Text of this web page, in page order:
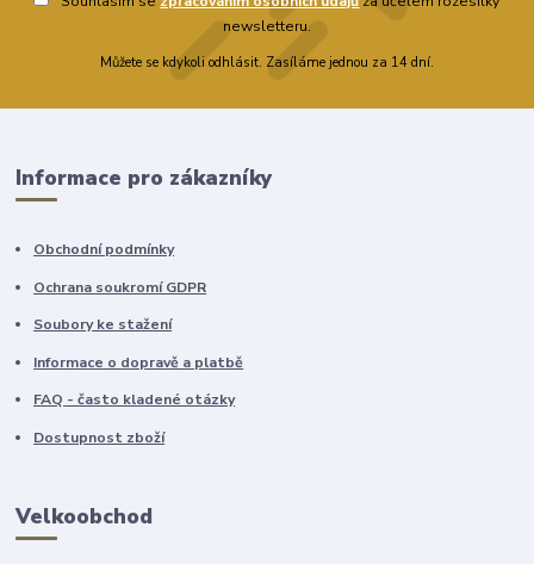
newsletteru.
Můžete se kdykoli odhlásit. Zasíláme jednou za 14 dní.
Informace pro zákazníky
Obchodní podmínky
Ochrana soukromí GDPR
Soubory ke stažení
Informace o dopravě a platbě
FAQ - často kladené otázky
Dostupnost zboží
Velkoobchod